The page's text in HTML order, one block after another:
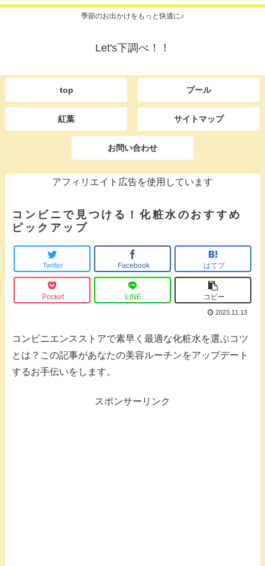
季節のお出かけをもっと快適に♪
Let's下調べ！！
top プール
紅葉 サイトマップ
お問い合わせ
アフィリエイト広告を使用しています
コンビニで見つける！化粧水のおすすめ
ピックアップ
Twitter Facebook はてブ
Pocket LINE コピー
2023.11.13
コンビニエンスストアで素早く最適な化粧水を選ぶコツ
とは？この記事があなたの美容ルーチンをアップデート
するお手伝いをします。
スポンサーリンク